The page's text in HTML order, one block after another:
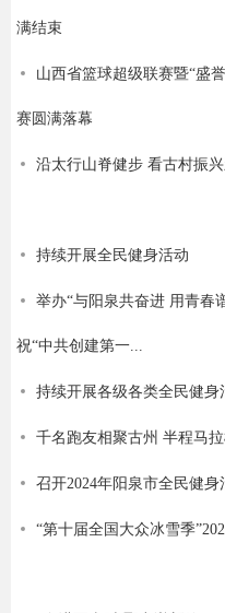
满结束
山西省篮球超级联赛暨“盛
赛圆满落幕
沿太行山脊健步 看古村振
持续开展全民健身活动
举办“与阳泉共奋进 用青春
祝“中共创建第一...
持续开展各级各类全民健身
千名跑友相聚古州 半程马
召开2024年阳泉市全民健身
“第十届全国大众冰雪季